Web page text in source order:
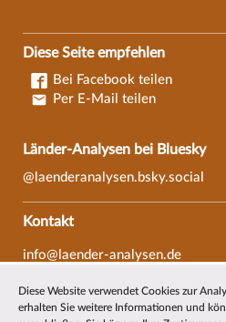
Diese Seite empfehlen
Bei Facebook teilen
Per E-Mail teilen
Länder-Analysen bei Bluesky
@laenderanalysen.bsky.social
Kontakt
info@laender-analysen.de
Fax: 0421/218-69607
Diese Website verwendet Cookies zur
erhalten Sie weitere Informationen und